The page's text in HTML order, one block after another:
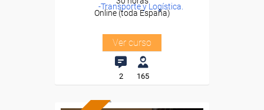
-Transporte y Logística.
Online (toda España)
Ver curso
2 165